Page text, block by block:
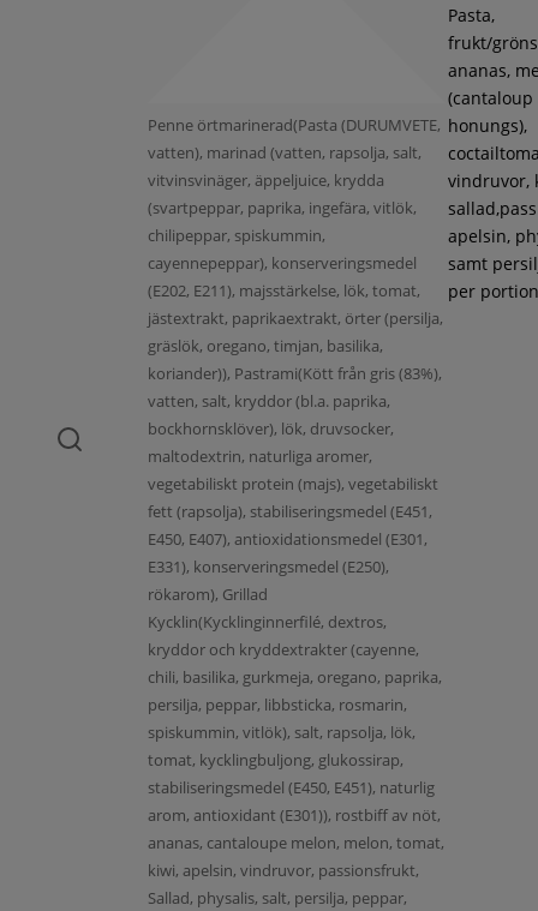
Penne örtmarinerad(Pasta (DURUMVETE,
vatten), marinad (vatten, rapsolja, salt,
vitvinsvinäger, äppeljuice, krydda
(svartpeppar, paprika, ingefära, vitlök,
chilipeppar, spiskummin,
cayennepeppar), konserveringsmedel
(E202, E211), majsstärkelse, lök, tomat,
jästextrakt, paprikaextrakt, örter (persilja,
gräslök, oregano, timjan, basilika,
koriander)), Pastrami(Kött från gris (83%),
vatten, salt, kryddor (bl.a. paprika,
bockhornsklöver), lök, druvsocker,
maltodextrin, naturliga aromer,
vegetabiliskt protein (majs), vegetabiliskt
fett (rapsolja), stabiliseringsmedel (E451,
E450, E407), antioxidationsmedel (E301,
E331), konserveringsmedel (E250),
rökarom), Grillad
Kycklin(Kycklinginnerfilé, dextros,
kryddor och kryddextrakter (cayenne,
chili, basilika, gurkmeja, oregano, paprika,
persilja, peppar, libbsticka, rosmarin,
spiskummin, vitlök), salt, rapsolja, lök,
tomat, kycklingbuljong, glukossirap,
stabiliseringsmedel (E450, E451), naturlig
arom, antioxidant (E301)), rostbiff av nöt,
ananas, cantaloupe melon, melon, tomat,
kiwi, apelsin, vindruvor, passionsfrukt,
Sallad, physalis, salt, persilja, peppar,
Pasta,
frukt/
ananas,
(cantaloup
honungs),
vindruvor,
apelsin,
samt
per